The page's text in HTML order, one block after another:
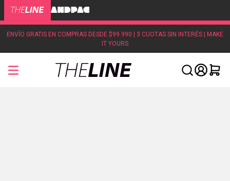
ENVÍO GRATIS EN COMPRAS DESDE $99.990 | 3 CUOTAS SIN INTERÉS | MAKE
IT YOURS